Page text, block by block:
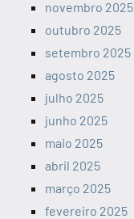
novembro 2025
outubro 2025
setembro 2025
agosto 2025
julho 2025
junho 2025
maio 2025
abril 2025
março 2025
fevereiro 2025